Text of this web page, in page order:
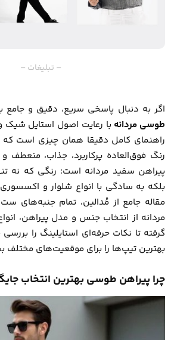
– تبلیغات –
اگر به دنبال پاسخی سریع، دقیق و جامع
طوسی مردانه با رعایت اصول استایل شیک
راهنمای کامل دقیقا همان چیزی است
رنگ فوق‌العاده پرکاربرد، جذاب، منعطف
پیراهن سفید مردانه است؛ رنگی که نه
بلکه به سادگی با انواع شلوار و
مقاله جامع از مُدالین، تمام جنبه‌های
مردانه از انتخاب جنس و مدل پیراهن،
گرفته تا نکات حرفه‌ای استایلینگ را بررسی
بهترین تیپ‌ها را برای موقعیت‌های مختلف
چرا پیراهن طوسی بهترین انتخاب